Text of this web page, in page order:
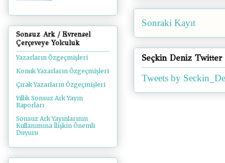
Sonraki Kayıt
Seçkin Deniz Twitter
Tweets by
Sonsuz Ark / Evrensel
Çerçeveye Yolculuk
Yazarların Özgeçmişleri
Konuk Yazarların Özgeçmişleri
Çırak Yazarların Özgeçmişleri
Yıllık Sonsuz Ark Yayın
Raporları
Sonsuz Ark Yayınlarının
Kullanımına İlişkin Önemli
Duyuru